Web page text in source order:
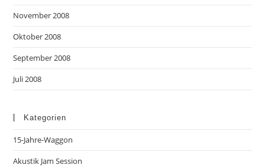
November 2008
Oktober 2008
September 2008
Juli 2008
Kategorien
15-Jahre-Waggon
Akustik Jam Session